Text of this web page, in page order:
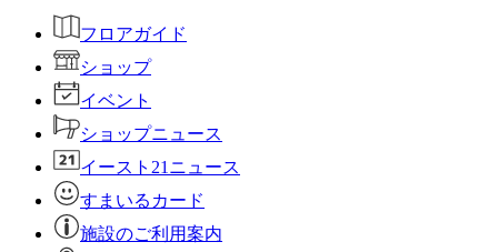
フロアガイド
ショップ
イベント
ショップニュース
イースト21ニュース
すまいるカード
施設のご利用案内